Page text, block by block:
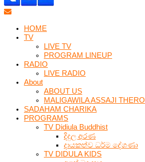
HOME
TV
LIVE TV
PROGRAM LINEUP
RADIO
LIVE RADIO
About
ABOUT US
MALIGAWILA ASSAJI THERO
SADAHAM CHARIKA
PROGRAMS
TV Didiula Buddhist
දිදුල අරණ
දායකත්ව ධර්ම දේශණා
TV DIDULA KIDS